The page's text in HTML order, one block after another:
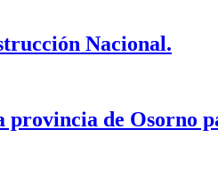
Nacional.
de Osorno